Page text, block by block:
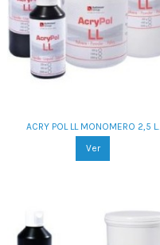
ACRY POL LL MONOMERO 2,5 L.
Ver